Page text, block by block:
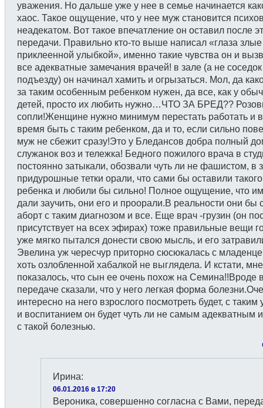
уважения. Но дальше уже у нее в семье начинается
хаос. Такое ощущение, что у нее муж становится
неадекатом. Вот такое впечатление он оставил после
передачи. Правильно кто-то выше написал «глаза злые
приклеенной улыбкой», именно такие чувства он и
все адекватные замечания врачей! в зале (а не
подъезду) он начинал хамить и огрызаться. Мол, да
за таким особенным ребенком нужен, да все, как у
детей, просто их любить нужно…ЧТО ЗА БРЕД??
сопли!Женщине нужно минимум перестать работать и
время быть с таким ребенком, да и то, если сильно
муж не сбежит сразу!Это у Бледансов добра полный
служанок воз и тележка! Бедного пожилого врача в
постоянно затыкали, обозвали чуть ли не фашистом, в
придурошные тетки орали, что сами бы оставили такого
ребенка и любили бы сильно! Полное ощущение, что им
дали заучить, они его и проорали.В реальности они бы
аборт с таким диагнозом и все. Еще врач -грузин (он
присутствует на всех эфирах) тоже правильные вещи
уже мягко пытался донести свою мысль, и его
Эвелина уж чересчур приторно сюсюкалась с
хоть озлобленной хабалкой не выглядела. И кстати,
показалось, что сын ее очень похож на Семина!!Вроде
передаче сказали, что у него легкая форма
интересно на него взрослого посмотреть будет, с таким
и воспитанием он будет чуть ли не самым адекватным
с такой болезнью.
Ирина:
06.01.2016 в 17:20
Вероника, совершенно согласна с Вами,